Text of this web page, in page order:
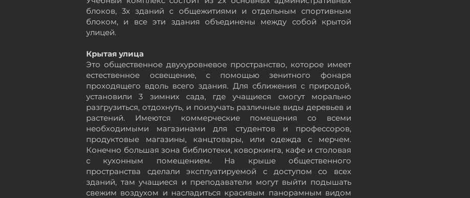
блоков, 3х зданий с общежитиями и отдельным спортивным
блоком, и все эти здания объединены между собой крытой
улицей.
Крытая улица
Это общественное двухуровневое пространство, которое имеет
естественное освещение, с помощью зенитного фонаря
проходящего вдоль всего здания. Для сближения с природой,
установили 3 зимних сада, где учащиеся смогут морально
разгрузиться, отдохнуть, и поизучать различные виды деревьев и
растений. Имеются коммерческие помещения со всеми
необходимыми магазинами для студентов и профессоров,
продуктовые магазины, канцтовары, или одежда с мерчем.
Конечно большая зона библиотеки, коворкинга, кафе и столовая
с кухонным помещением. На крышe общественного
пространства сделалиэксплуатируемой с доступом со всех
зданий, там учащиеся и преподаватели могут выйти подышать
свежим воздухом и насладиться красивым панорамным видом